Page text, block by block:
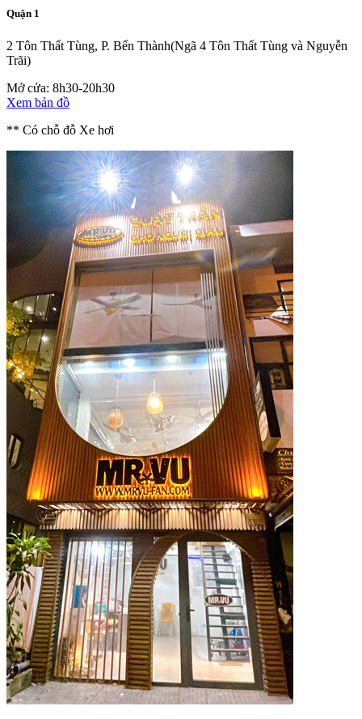
Quận 1
2 Tôn Thất Tùng, P. Bến Thành(Ngã 4 Tôn Thất Tùng và Nguyễn
Trãi)
Mở cửa: 8h30-20h30
Xem bản đồ
** Có chỗ đỗ Xe hơi